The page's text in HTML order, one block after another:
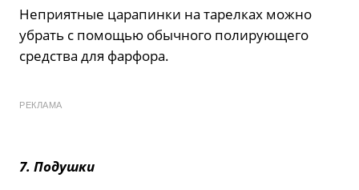
Неприятные царапинки на тарелках можно
убрать с помощью обычного полирующего
средства для фарфора.
РЕКЛАМА
7. Подушки